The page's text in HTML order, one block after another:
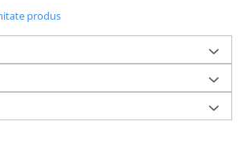
produs